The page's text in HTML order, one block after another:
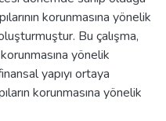
korunmasına yönelik
Bu çalışma,
korunmasına yönelik
yapıyı ortaya
korunmasına yönelik